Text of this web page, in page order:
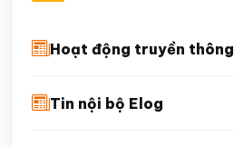
Hoạt động truyền thông
Tin nội bộ Elog